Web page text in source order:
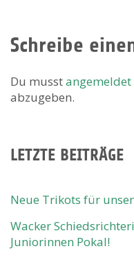
Schreibe
Du musstangemeldet
abzugeben.
LETZTE BEITRÄGE
Neue Trikots für
Wacker
Juniorinnen Pokal!